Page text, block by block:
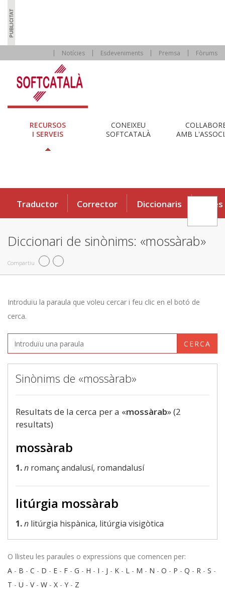
Notícies Esdeveniments Premsa Fòrums
RECURSOS
I SERVEIS
CONEIXEU
SOFTCATALÀ
AMB
Traductor Corrector Diccionaris Eines
Diccionari de sinònims: «mossàrab»
Compartiu
Introduïu la paraula que voleu cercar i feu clic en el botó de
cerca.
CERCA
Sinònims de «mossàrab»
Resultats de la cerca per a «mossàrab» (2
resultats)
mossàrab
1.n romanç andalusí, romandalusí
litúrgia mossàrab
1.n litúrgia hispànica, litúrgia visigòtica
O llisteu les paraules o expressions que comencen per:
A - B - C - D - E - F - G - H - I - J - K - L - M - N - O - P - Q - R - S -
T - U - V- W - X - Y - Z